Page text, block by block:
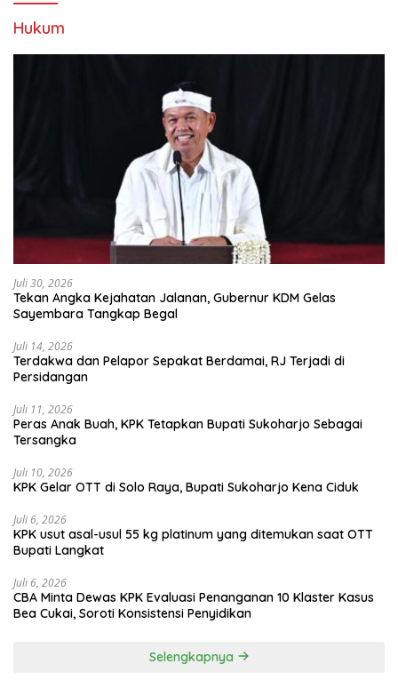
Hukum
Juli 30, 2026
Tekan Angka Kejahatan Jalanan, Gubernur KDM Gelas
Sayembara Tangkap Begal
Juli 14, 2026
Terdakwa dan Pelapor Sepakat Berdamai, RJ Terjadi di
Persidangan
Juli 11, 2026
Peras Anak Buah, KPK Tetapkan Bupati Sukoharjo Sebagai
Tersangka
Juli 10, 2026
KPK Gelar OTT di Solo Raya, Bupati Sukoharjo Kena Ciduk
Juli 6, 2026
KPK usut asal-usul 55 kg platinum yang ditemukan saat OTT
Bupati Langkat
Juli 6, 2026
CBA Minta Dewas KPK Evaluasi Penanganan 10 Klaster Kasus
Bea Cukai, Soroti Konsistensi Penyidikan
Selengkapnya